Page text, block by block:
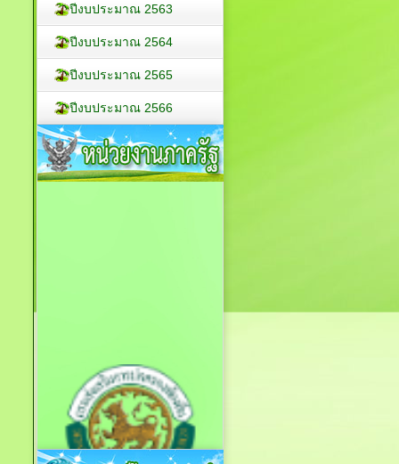
ปีงบประมาณ 2563
ปีงบประมาณ 2564
ปีงบประมาณ 2565
ปีงบประมาณ 2566